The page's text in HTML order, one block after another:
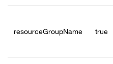
resourceGroupName true